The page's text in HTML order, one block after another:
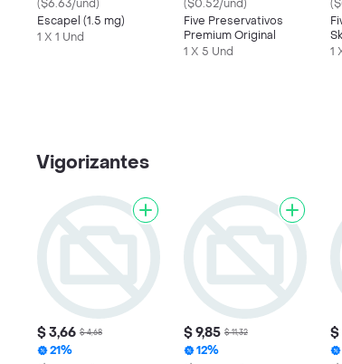
($6.63/und)
Escapel (1.5 mg)
1 X 1 Und
($0.52/und)
Five Preservativos
Premium Original
1 X 5 Und
1
Vigorizantes
$ 3,66 $ 4,68
21%
$ 9,85 $ 11,32
12%
$